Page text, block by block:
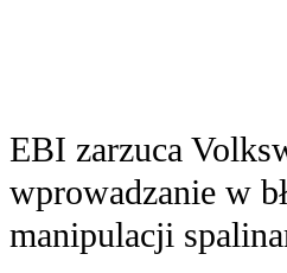
EBI zarzuca
wprowadzanie w
manipulacji